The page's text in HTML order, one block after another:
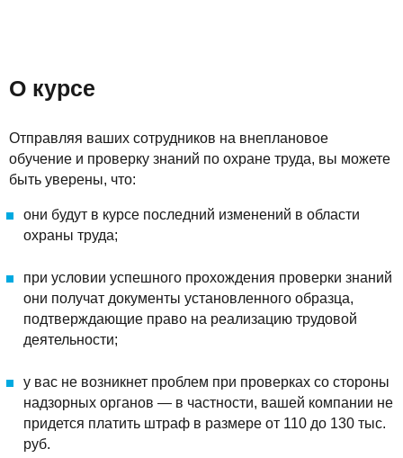
О курсе
Отправляя ваших сотрудников на внеплановое
обучение и проверку знаний по охране труда, вы можете
быть уверены, что:
они будут в курсе последний изменений в области
охраны труда;
при условии успешного прохождения проверки знаний
они получат документы установленного образца,
подтверждающие право на реализацию трудовой
деятельности;
у вас не возникнет проблем при проверках со стороны
надзорных органов — в частности, вашей компании не
придется платить штраф в размере от 110 до 130 тыс.
руб.